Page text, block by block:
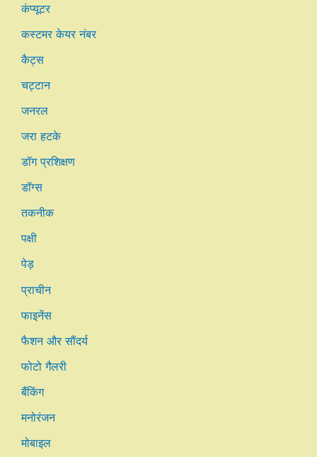
कंप्यूटर
कस्टमर केयर नंबर
कैट्स
चट्टान
जनरल
जरा हटके
डॉग प्रशिक्षण
डॉग्स
तकनीक
पक्षी
पेड़
प्राचीन
फाइनेंस
फैशन और सौंदर्य
फोटो गैलरी
बैंकिंग
मनोरंजन
मोबाइल